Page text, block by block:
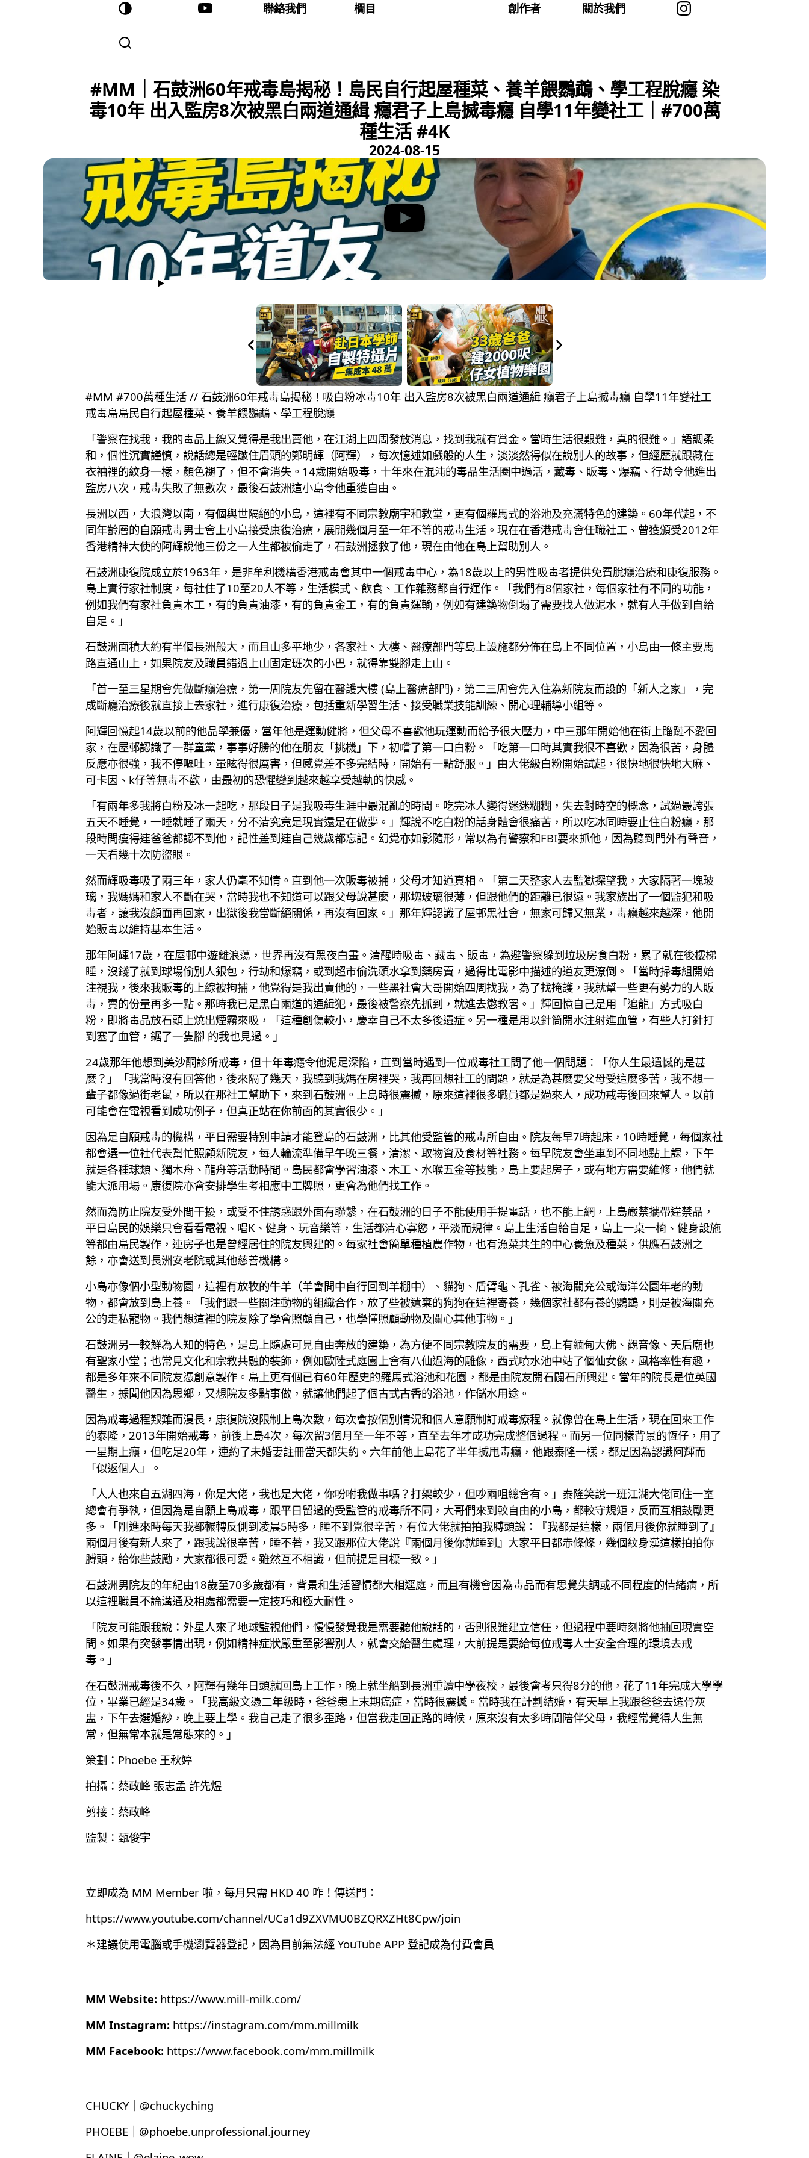
聯絡我們 欄目 創作者 關於我們
#MM｜石鼓洲60年戒毒島揭秘！島民自行起屋種菜、養羊餵鸚鵡、學工程脫癮 染
毒10年 出入監房8次被黑白兩道通緝 癮君子上島搣毒癮 自學11年變社工｜#700萬
種生活 #4K
2024-08-15
#MM #700萬種生活 // 石鼓洲60年戒毒島揭秘！吸白粉冰毒10年 出入監房8次被黑白兩道通緝 癮君子上島搣毒癮 自學11年變社工
戒毒島島民自行起屋種菜、養羊餵鸚鵡、學工程脫癮
「警察在找我，我的毒品上線又覺得是我出賣他，在江湖上四周發放消息，找到我就有賞金。當時生活很艱難，真的很難。」語調柔
和，個性沉實謹慎，說話總是輕皺住眉頭的鄭明輝（阿輝），每次憶述如戲般的人生，淡淡然得似在說別人的故事，但經歷就跟藏在
衣袖裡的紋身一樣，顏色褪了，但不會消失。14歲開始吸毒，十年來在混沌的毒品生活圈中過活，藏毒、販毒、爆竊、行劫令他進出
監房八次，戒毒失敗了無數次，最後石鼓洲這小島令他重獲自由。
長洲以西，大浪灣以南，有個與世隔絕的小島，這裡有不同宗教廟宇和教堂，更有個羅馬式的浴池及充滿特色的建築。60年代起，不
同年齡層的自願戒毒男士會上小島接受康復治療，展開幾個月至一年不等的戒毒生活。現在在香港戒毒會任職社工、曾獲頒受2012年
香港精神大使的阿輝說他三份之一人生都被偷走了，石鼓洲拯救了他，現在由他在島上幫助別人。
石鼓洲康復院成立於1963年，是非牟利機構香港戒毒會其中一個戒毒中心，為18歲以上的男性吸毒者提供免費脫癮治療和康復服務。
島上實行家社制度，每社住了10至20人不等，生活模式、飲食、工作雜務都自行運作。「我們有8個家社，每個家社有不同的功能，
例如我們有家社負責木工，有的負責油漆，有的負責金工，有的負責運輸，例如有建築物倒塌了需要找人做泥水，就有人手做到自給
自足。」
石鼓洲面積大約有半個長洲般大，而且山多平地少，各家社、大樓、醫療部門等島上設施都分佈在島上不同位置，小島由一條主要馬
路直通山上，如果院友及職員錯過上山固定班次的小巴，就得靠雙腳走上山。
「首一至三星期會先做斷癮治療，第一周院友先留在醫護大樓 (島上醫療部門)，第二三周會先入住為新院友而設的「新人之家」，完
成斷癮治療後就直接上去家社，進行康復治療，包括重新學習生活、接受職業技能訓練、開心理輔導小組等。
阿輝回憶起14歲以前的他品學兼優，當年他是運動健將，但父母不喜歡他玩運動而給予很大壓力，中三那年開始他在街上蹓蹥不愛回
家，在屋邨認識了一群童黨，事事好勝的他在朋友「挑機」下，初嚐了第一口白粉。「吃第一口時其實我很不喜歡，因為很苦，身體
反應亦很強，我不停嘔吐，暈眩得很厲害，但感覺差不多完結時，開始有一點舒服。」由大佬級白粉開始試起，很快地很快地大麻、
可卡因、k仔等無毒不歡，由最初的恐懼變到越來越享受越軌的快感。
「有兩年多我將白粉及冰一起吃，那段日子是我吸毒生涯中最混亂的時間。吃完冰人變得迷迷糊糊，失去對時空的概念，試過最誇張
五天不睡覺，一睡就睡了兩天，分不清究竟是現實還是在做夢。」輝說不吃白粉的話身體會很痛苦，所以吃冰同時要止住白粉癮，那
段時間瘦得連爸爸都認不到他，記性差到連自己幾歲都忘記。幻覺亦如影隨形，常以為有警察和FBI要來抓他，因為聽到門外有聲音，
一天看幾十次防盜眼。
然而輝吸毒吸了兩三年，家人仍毫不知情。直到他一次販毒被捕，父母才知道真相。「第二天整家人去監獄探望我，大家隔著一塊玻
璃，我媽媽和家人不斷在哭，當時我也不知道可以跟父母說甚麼，那塊玻璃很薄，但跟他們的距離已很遠。我家族出了一個監犯和吸
毒者，讓我沒顏面再回家，出獄後我當斷絕關係，再沒有回家。」那年輝認識了屋邨黑社會，無家可歸又無業，毒癮越來越深，他開
始販毒以維持基本生活。
那年阿輝17歲，在屋邨中遊離浪蕩，世界再沒有黑夜白畫。清醒時吸毒、藏毒、販毒，為避警察躲到垃圾房食白粉，累了就在後樓梯
睡，沒錢了就到球場偷別人銀包，行劫和爆竊，或到超市偷洗頭水拿到藥房賣，過得比電影中描述的道友更潦倒。「當時掃毒組開始
注視我，後來我販毒的上線被拘捕，他覺得是我出賣他的，一些黑社會大哥開始四周找我，為了找掩護，我就幫一些更有勢力的人販
毒，賣的份量再多一點。那時我已是黑白兩道的通緝犯，最後被警察先抓到，就進去懲教署。」輝回憶自己是用「追龍」方式吸白
粉，即將毒品放石頭上燒出煙霧來吸，「這種創傷較小，慶幸自己不太多後遺症。另一種是用以針筒開水注射進血管，有些人打針打
到塞了血管，鋸了一隻腳 的我也見過。」
24歲那年他想到美沙酮診所戒毒，但十年毒癮令他泥足深陷，直到當時遇到一位戒毒社工問了他一個問題：「你人生最遺憾的是甚
麼？」「我當時沒有回答他，後來隔了幾天，我聽到我媽在房裡哭，我再回想社工的問題，就是為甚麼要父母受這麼多苦，我不想一
輩子都像過街老鼠，所以在那社工幫助下，來到石鼓洲。上島時很震撼，原來這裡很多職員都是過來人，成功戒毒後回來幫人。以前
可能會在電視看到成功例子，但真正站在你前面的其實很少。」
因為是自願戒毒的機構，平日需要特別申請才能登島的石鼓洲，比其他受監管的戒毒所自由。院友每早7時起床，10時睡覺，每個家社
都會選一位社代表幫忙照顧新院友，每人輪流準備早午晚三餐，清潔、取物資及食材等社務。每早院友會坐車到不同地點上課，下午
就是各種球類、獨木舟、龍舟等活動時間。島民都會學習油漆、木工、水喉五金等技能，島上要起房子，或有地方需要維修，他們就
能大派用場。康復院亦會安排學生考相應中工牌照，更會為他們找工作。
然而為防止院友受外間干擾，或受不住誘惑跟外面有聯繫，在石鼓洲的日子不能使用手提電話，也不能上網，上島嚴禁攜帶違禁品，
平日島民的娛樂只會看看電視、唱K、健身、玩音樂等，生活都清心寡慾，平淡而規律。島上生活自給自足，島上一桌一椅、健身設施
等都由島民製作，連房子也是曾經居住的院友興建的。每家社會簡單種植農作物，也有漁菜共生的中心養魚及種菜，供應石鼓洲之
餘，亦會送到長洲安老院或其他慈善機構。
小島亦像個小型動物園，這裡有放牧的牛羊（羊會間中自行回到羊棚中）、貓狗、盾臂龜、孔雀、被海關充公或海洋公園年老的動
物，都會放到島上養。「我們跟一些關注動物的組織合作，放了些被遺棄的狗狗在這裡寄養，幾個家社都有養的鸚鵡，則是被海關充
公的走私寵物。我們想這裡的院友除了學會照顧自己，也學懂照顧動物及關心其他事物。」
石鼓洲另一較鮮為人知的特色，是島上隨處可見自由奔放的建築，為方便不同宗教院友的需要，島上有緬甸大佛、觀音像、天后廟也
有聖家小堂；也常見文化和宗教共融的裝飾，例如歐陸式庭園上會有八仙過海的雕像，西式噴水池中站了個仙女像，風格率性有趣，
都是多年來不同院友憑創意製作。島上更有個已有60年歷史的羅馬式浴池和花園，都是由院友開石闢石所興建。當年的院長是位英國
醫生，據聞他因為思鄉，又想院友多點事做，就讓他們起了個古式古香的浴池，作儲水用途。
因為戒毒過程艱難而漫長，康復院沒限制上島次數，每次會按個別情況和個人意願制訂戒毒療程。就像曾在島上生活，現在回來工作
的泰隆，2013年開始戒毒，前後上島4次，每次留3個月至一年不等，直至去年才成功完成整個過程。而另一位同樣背景的恆仔，用了
一星期上癮，但吃足20年，連約了未婚妻註冊當天都失約。六年前他上島花了半年搣甩毒癮，他跟泰隆一樣，都是因為認識阿輝而
「似返個人」。
「人人也來自五湖四海，你是大佬，我也是大佬，你吩咐我做事嗎？打架較少，但吵兩咀總會有。」泰隆笑說一班江湖大佬同住一室
總會有爭執，但因為是自願上島戒毒，跟平日留過的受監管的戒毒所不同，大哥們來到較自由的小島，都較守規矩，反而互相鼓勵更
多。「剛進來時每天我都輾轉反側到凌晨5時多，睡不到覺很辛苦，有位大佬就拍拍我膊頭說：『我都是這樣，兩個月後你就睡到了』
兩個月後有新人來了，跟我說很辛苦，睡不著，我又跟那位大佬說『兩個月後你就睡到』大家平日都赤條條，幾個紋身漢這樣拍拍你
膊頭，給你些鼓勵，大家都很可愛。雖然互不相識，但前提是目標一致。」
石鼓洲男院友的年紀由18歲至70多歲都有，背景和生活習慣都大相逕庭，而且有機會因為毒品而有思覺失調或不同程度的情緒病，所
以這裡職員不論溝通及相處都需要一定技巧和極大耐性。
「院友可能跟我說：外星人來了地球監視他們，慢慢發覺我是需要聽他說話的，否則很難建立信任，但過程中要時刻將他抽回現實空
間。如果有突發事情出現，例如精神症狀嚴重至影響別人，就會交給醫生處理，大前提是要給每位戒毒人士安全合理的環境去戒
毒。」
在石鼓洲戒毒後不久，阿輝有幾年日頭就回島上工作，晚上就坐船到長洲重讀中學夜校，最後會考只得8分的他，花了11年完成大學學
位，畢業已經是34歲。「我高級文憑二年級時，爸爸患上末期癌症，當時很震撼。當時我在計劃結婚，有天早上我跟爸爸去選骨灰
盅，下午去選婚紗，晚上要上學。我自己走了很多歪路，但當我走回正路的時候，原來沒有太多時間陪伴父母，我經常覺得人生無
常，但無常本就是常態來的。」
策劃：Phoebe 王秋婷
拍攝：蔡政峰 張志孟 許先煜
剪接：蔡政峰
監製：甄俊宇
立即成為 MM Member 啦，每月只需 HKD 40 咋！傳送門：
https://www.youtube.com/channel/UCa1d9ZXVMU0BZQRXZHt8Cpw/join
＊建議使用電腦或手機瀏覽器登記，因為目前無法經 YouTube APP 登記成為付費會員
MM Website: https://www.mill-milk.com/
MM Instagram: https://instagram.com/mm.millmilk
MM Facebook: https://www.facebook.com/mm.millmilk
CHUCKY｜@chuckyching
PHOEBE｜@phoebe.unprofessional.journey